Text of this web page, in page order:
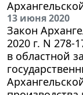
13 июня 2020
Закон
2020 г. N
в областной